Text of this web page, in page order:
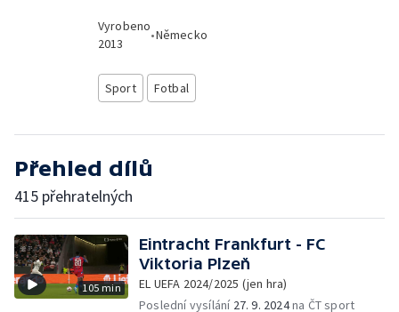
Vyrobeno
2013
•Německo
Sport Fotbal
Přehled dílů
415 přehratelných
105 min
Eintracht Frankfurt - FC
Viktoria Plzeň
EL UEFA 2024/2025 (jen hra)
Poslední vysílání 27. 9. 2024na ČT sport